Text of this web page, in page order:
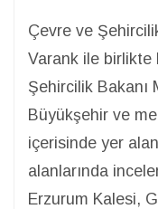
Çevre ve
Varank ile birlikte
Şehircilik Bakanı
Büyükşehir ve
içerisinde yer
alanlarında
Erzurum Kalesi,